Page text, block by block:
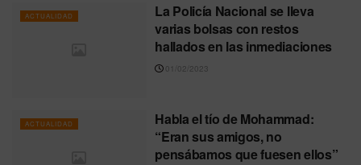
ACTUALIDAD
La Policía Nacional se lleva
varias bolsas con restos
hallados en las inmediaciones
01/02/2023
ACTUALIDAD
Habla el tío de Mohammad:
“Eran sus amigos, no
pensábamos que fuesen ellos”